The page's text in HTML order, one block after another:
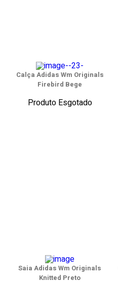
Calça Adidas Wm Originals
Firebird Bege
Produto Esgotado
Saia Adidas Wm Originals
Knitted Preto